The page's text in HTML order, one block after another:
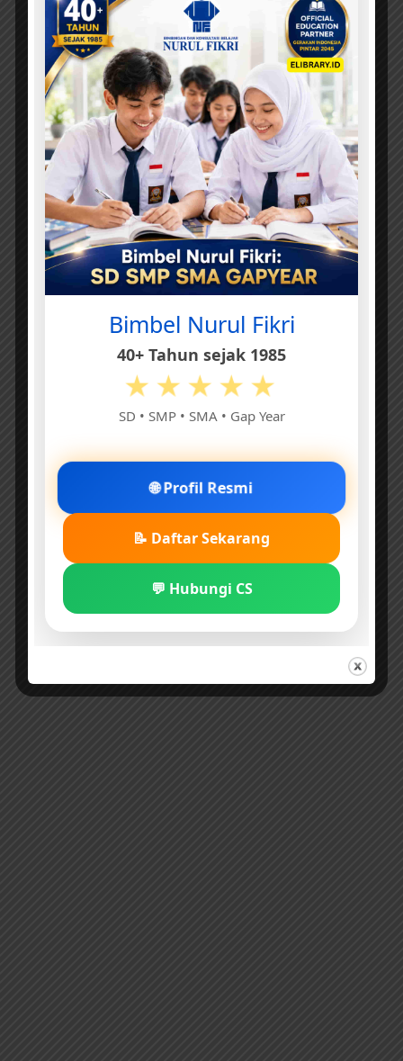
Bimbel Nurul Fikri
40+ Tahun sejak 1985
★★★★★
SD • SMP • SMA • Gap Year
🌐 Profil Resmi
📝 Daftar Sekarang
💬 Hubungi CS